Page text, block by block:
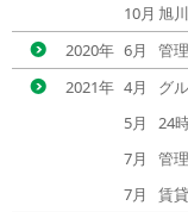
10月 旭
2020年 6月
管
2021年 4月
グ
5月
24
7月
管
7月
賃